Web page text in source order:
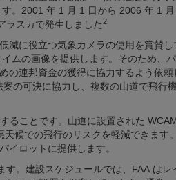
。2001 年 1 月 1 日から 2006 年 1
ラスカで発生しました2
に役立つ気象カメラの使用を賞賛し
ムの画像を提供します。そのため、
の連邦資金の獲得に協力するよう依
の可決に協力し、複数の山道で飛行
ることです。山道に設置された
候での飛行のリスクを軽減できます
イロットに提供します。
。建設スケジュールでは、FAA は